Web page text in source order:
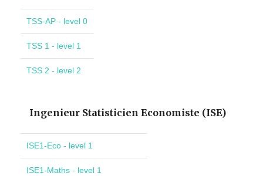
TSS-AP - level 0
TSS 1 - level 1
TSS 2 - level 2
Ingenieur Statisticien Economiste (ISE)
ISE1-Eco - level 1
ISE1-Maths - level 1